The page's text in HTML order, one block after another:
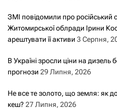
ЗМІ повідомили про російський
Житомирської облради Ірини
арештувати її активи 3 Серпня,
В Україні зросли ціни на дизель
прогнози 29 Липня, 2026
Не все те золото, що земля: як
кеш? 27 Липня, 2026